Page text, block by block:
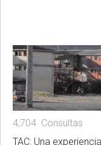
4,704 Consultas
TAC: Una